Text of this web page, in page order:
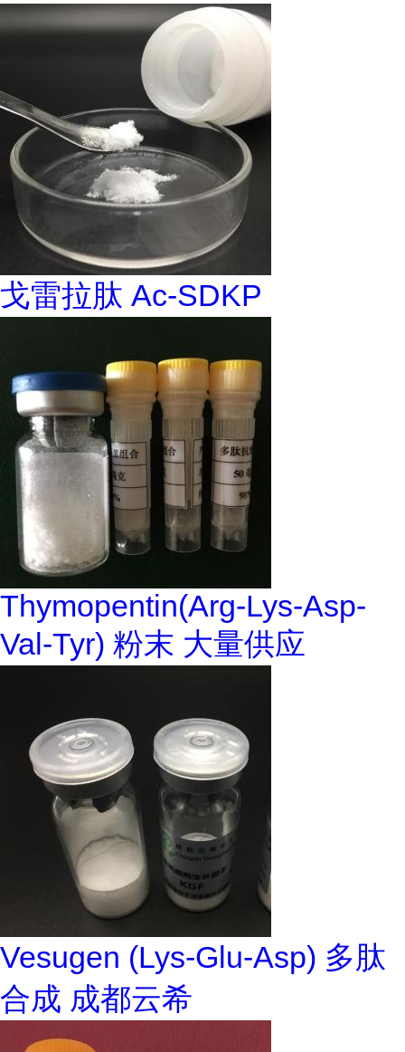
戈雷拉肽 Ac-SDKP
Thymopentin(Arg-Lys-Asp-
Val-Tyr) 粉末 大量供应
Vesugen (Lys-Glu-Asp) 多肽
合成 成都云希